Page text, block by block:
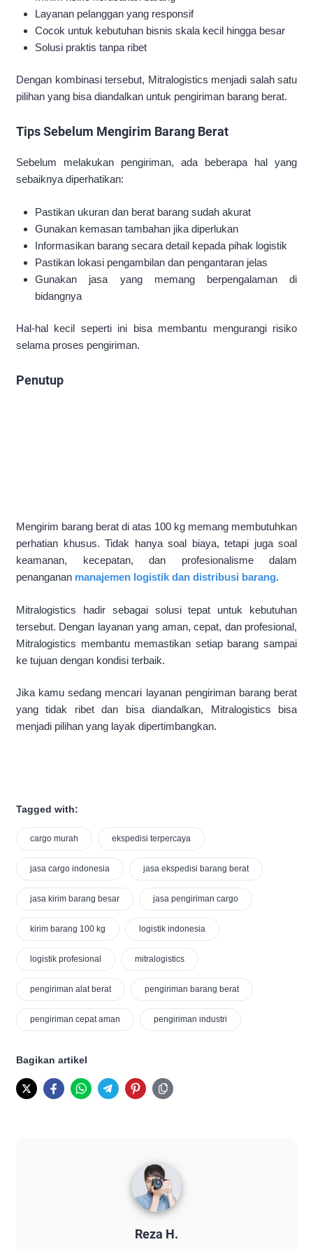
Layanan pelanggan yang responsif
Cocok untuk kebutuhan bisnis skala kecil hingga besar
Solusi praktis tanpa ribet
Dengan kombinasi tersebut, Mitralogistics menjadi salah satu
pilihan yang bisa diandalkan untuk pengiriman barang berat.
Tips Sebelum Mengirim Barang Berat
Sebelum melakukan pengiriman, ada beberapa hal yang
sebaiknya diperhatikan:
Pastikan ukuran dan berat barang sudah akurat
Gunakan kemasan tambahan jika diperlukan
Informasikan barang secara detail kepada pihak logistik
Pastikan lokasi pengambilan dan pengantaran jelas
Gunakan jasa yang memang berpengalaman di
bidangnya
Hal-hal kecil seperti ini bisa membantu mengurangi risiko
selama proses pengiriman.
Penutup
Mengirim barang berat di atas 100 kg memang membutuhkan
perhatian khusus. Tidak hanya soal biaya, tetapi juga soal
keamanan, kecepatan, dan profesionalisme dalam
penanganan manajemen logistik dan distribusi barang.
Mitralogistics hadir sebagai solusi tepat untuk kebutuhan
tersebut. Dengan layanan yang aman, cepat, dan profesional,
Mitralogistics membantu memastikan setiap barang sampai
ke tujuan dengan kondisi terbaik.
Jika kamu sedang mencari layanan pengiriman barang berat
yang tidak ribet dan bisa diandalkan, Mitralogistics bisa
menjadi pilihan yang layak dipertimbangkan.
Tagged with:
cargo murah ekspedisi terpercaya
jasa cargo indonesia jasa ekspedisi barang berat
jasa kirim barang besar jasa pengiriman cargo
kirim barang 100 kg logistik indonesia
logistik profesional mitralogistics
pengiriman alat berat pengiriman barang berat
pengiriman cepat aman pengiriman industri
Bagikan artikel
Reza H.